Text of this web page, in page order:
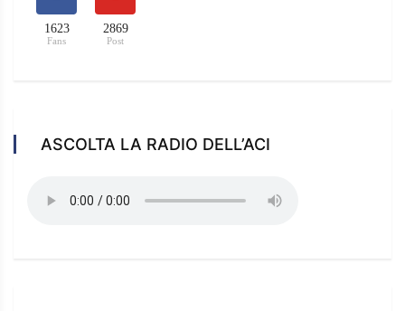
1623
Fans
2869
Post
ASCOLTA LA RADIO DELL’ACI